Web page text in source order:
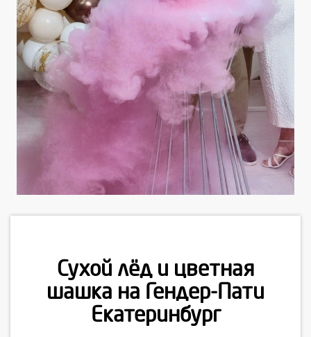
Сухой лёд и цветная
шашка на Гендер-Пати
Екатеринбург